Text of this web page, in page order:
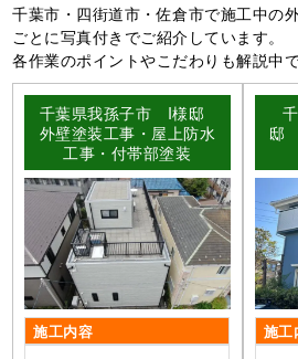
千葉市・四街道市・佐倉市で施工中の
ごとに写真付きでご紹介しています。
各作業のポイントやこだわりも解説中で
千葉県我孫子市 I様邸
外壁塗装工事・屋上防水
工事・付帯部塗装
施工内容
邸
施工